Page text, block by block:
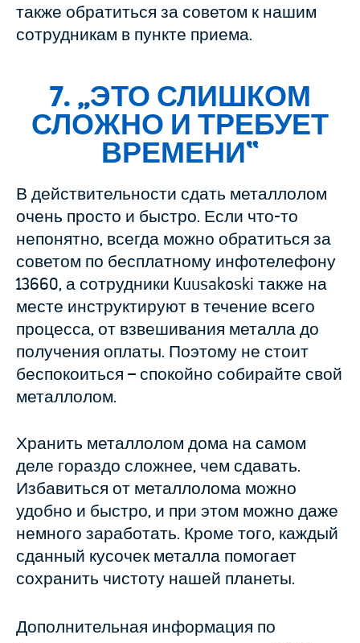
также обратиться за советом к нашим
сотрудникам в пункте приема.
7. „ЭТО СЛИШКОМ
СЛОЖНО И ТРЕБУЕТ
ВРЕМЕНИ “
В действительности сдать металлолом
очень просто и быстро. Если что-то
непонятно, всегда можно обратиться за
советом по бесплатному инфотелефону
13660, а сотрудники Kuusakoski также на
месте инструктируют в течение всего
процесса, от взвешивания металла до
получения оплаты. Поэтому не стоит
беспокоиться – спокойно собирайте свой
металлолом.
Хранить металлолом дома на самом
деле гораздо сложнее, чем сдавать.
Избавиться от металлолома можно
удобно и быстро, и при этом можно даже
немного заработать. Кроме того, каждый
сданный кусочек металла помогает
сохранить чистоту нашей планеты.
Дополнительная информация по